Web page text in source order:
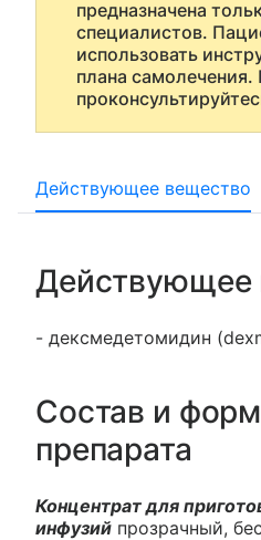
предназначена
специалистов.
использовать
плана
Действующее вещество
Действующее
- дексмедетомидин
Состав и
препарата
Концентрат для
инфузий прозрачный,